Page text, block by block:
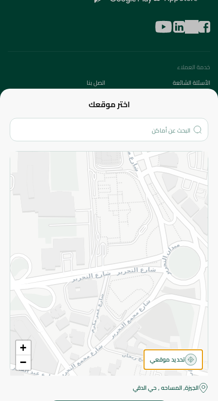
اختر موقعك
+
−
تحديد موقعي
الجيزة, المساحه , حي الدقي
خدمة العملاء
الأسئلة الشائعة
اتصل بنا
من نحن؟
الفروع
المزيد
الاسترجاع
سياسة الاستخدام
سياسة الخصوصية
قم بالتسجيل للنشرة
©2026 - Spinneys | جميع الحقوق محفوظة